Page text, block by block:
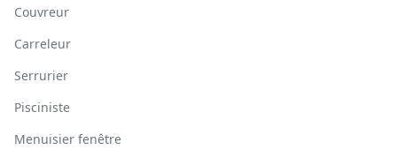
Couvreur
Carreleur
Serrurier
Pisciniste
Menuisier fenêtre